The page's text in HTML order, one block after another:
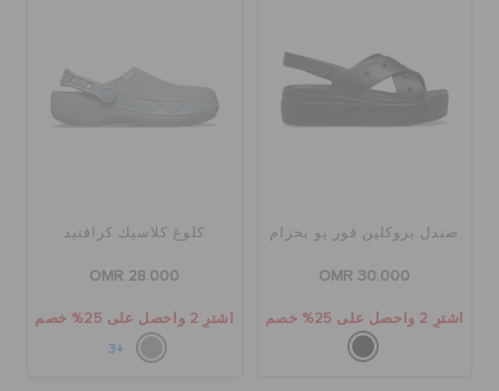
صندل بروكلين فور يو بحزام
OMR 30.000
اشترِ 2 واحصل على 25% خصم
كلوغ كلاسيك كرافتيد
OMR 28.000
اشترِ 2 واحصل على 25% خصم
+3